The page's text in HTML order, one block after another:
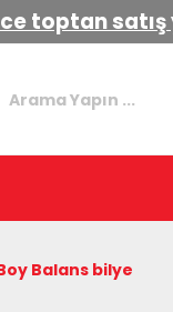
toptan satış
Balans bilye